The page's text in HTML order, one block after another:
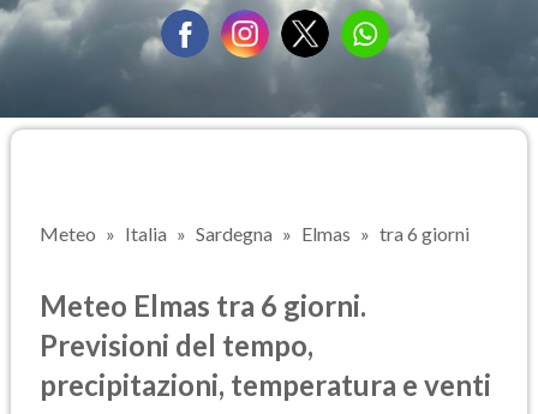
Meteo Italia Sardegna Elmas tra 6 giorni
Meteo Elmas tra 6 giorni.
Previsioni del tempo,
precipitazioni, temperatura e venti